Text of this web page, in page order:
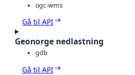
ogc-wms
Gå til API
Geonorge nedlastning
gdb
Gå til API